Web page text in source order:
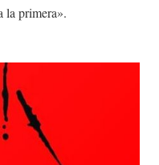
la primera».